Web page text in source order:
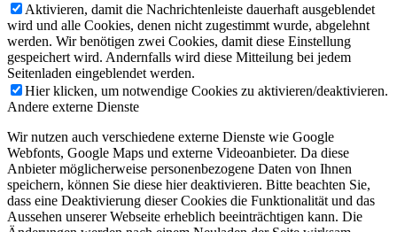
Aktivieren, damit die Nachrichtenleiste dauerhaft ausgeblendet
wird und alle Cookies, denen nicht zugestimmt wurde, abgelehnt
werden. Wir benötigen zwei Cookies, damit diese Einstellung
gespeichert wird. Andernfalls wird diese Mitteilung bei jedem
Seitenladen eingeblendet werden.
Hier klicken, um notwendige Cookies zu aktivieren/deaktivieren.
Andere externe Dienste
Wir nutzen auch verschiedene externe Dienste wie Google
Webfonts, Google Maps und externe Videoanbieter. Da diese
Anbieter möglicherweise personenbezogene Daten von Ihnen
speichern, können Sie diese hier deaktivieren. Bitte beachten Sie,
dass eine Deaktivierung dieser Cookies die Funktionalität und das
Aussehen unserer Webseite erheblich beeinträchtigen kann. Die